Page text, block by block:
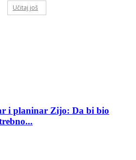
Učitaj još
i planinar Zijo: Da bi bio